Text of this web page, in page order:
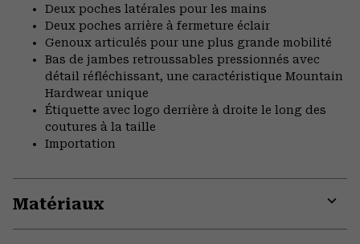
Deux poches latérales pour les mains
Deux poches arrière à fermeture éclair
Genoux articulés pour une plus grande mobilité
Bas de jambes retroussables pressionnés avec
détail réfléchissant, une caractéristique Mountain
Hardwear unique
Étiquette avec logo derrière à droite le long des
coutures à la taille
Importation
Matériaux